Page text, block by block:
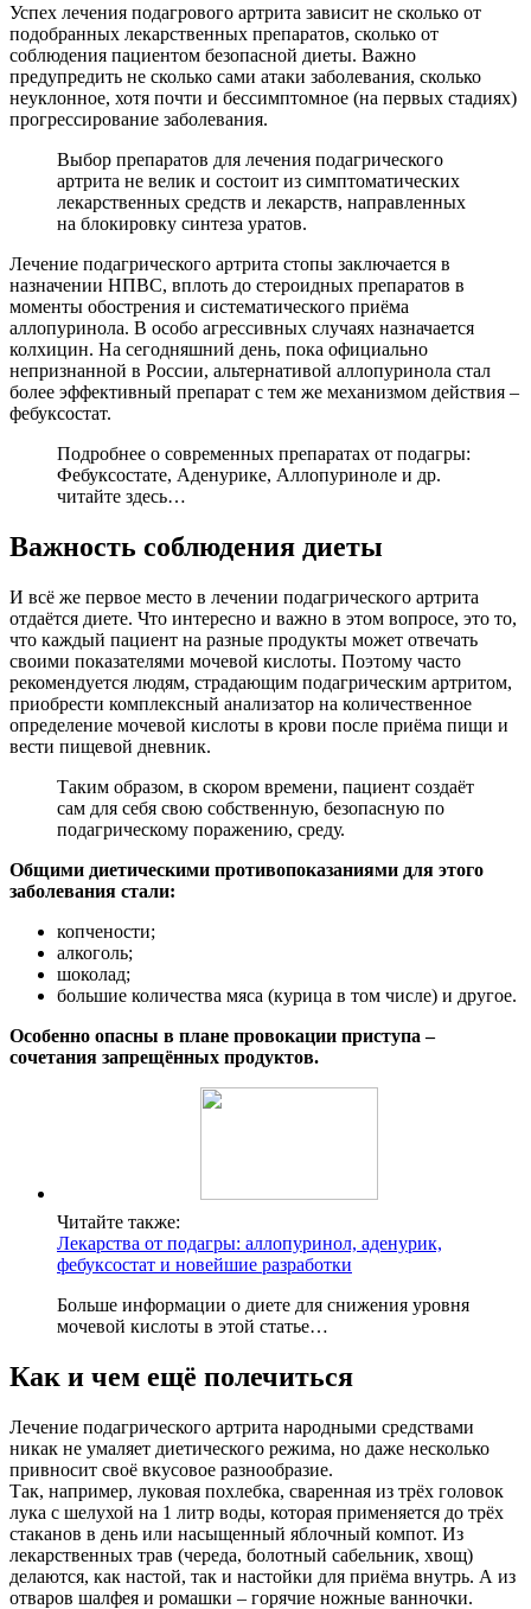
Успех лечения подагрового артрита зависит не сколько от
подобранных лекарственных препаратов, сколько от
соблюдения пациентом безопасной диеты. Важно
предупредить не сколько сами атаки заболевания, сколько
неуклонное, хотя почти и бессимптомное (на первых стадиях)
прогрессирование заболевания.
Выбор препаратов для лечения подагрического
артрита не велик и состоит из симптоматических
лекарственных средств и лекарств, направленных
на блокировку синтеза уратов.
Лечение подагрического артрита стопы заключается в
назначении НПВС, вплоть до стероидных препаратов в
моменты обострения и систематического приёма
аллопуринола. В особо агрессивных случаях назначается
колхицин. На сегодняшний день, пока официально
непризнанной в России, альтернативой аллопуринола стал
более эффективный препарат с тем же механизмом действия –
фебуксостат.
Подробнее о современных препаратах от подагры:
Фебуксостате, Аденурике, Аллопуриноле и др.
читайте здесь…
Важность соблюдения диеты
И всё же первое место в лечении подагрического артрита
отдаётся диете. Что интересно и важно в этом вопросе, это то,
что каждый пациент на разные продукты может отвечать
своими показателями мочевой кислоты. Поэтому часто
рекомендуется людям, страдающим подагрическим артритом,
приобрести комплексный анализатор на количественное
определение мочевой кислоты в крови после приёма пищи и
вести пищевой дневник.
Таким образом, в скором времени, пациент создаёт
сам для себя свою собственную, безопасную по
подагрическому поражению, среду.
Общими диетическими противопоказаниями для этого
заболевания стали:
копчености;
алкоголь;
шоколад;
большие количества мяса (курица в том числе) и другое.
Особенно опасны в плане провокации приступа –
сочетания запрещённых продуктов.
Читайте также:
Лекарства от подагры: аллопуринол, аденурик,
фебуксостат и новейшие разработки
Больше информации о диете для снижения уровня
мочевой кислоты в этой статье…
Как и чем ещё полечиться
Лечение подагрического артрита народными средствами
никак не умаляет диетического режима, но даже несколько
привносит своё вкусовое разнообразие.
Так, например, луковая похлебка, сваренная из трёх головок
лука с шелухой на 1 литр воды, которая применяется до трёх
стаканов в день или насыщенный яблочный компот. Из
лекарственных трав (череда, болотный сабельник, хвощ)
делаются, как настой, так и настойки для приёма внутрь. А из
отваров шалфея и ромашки – горячие ножные ванночки.